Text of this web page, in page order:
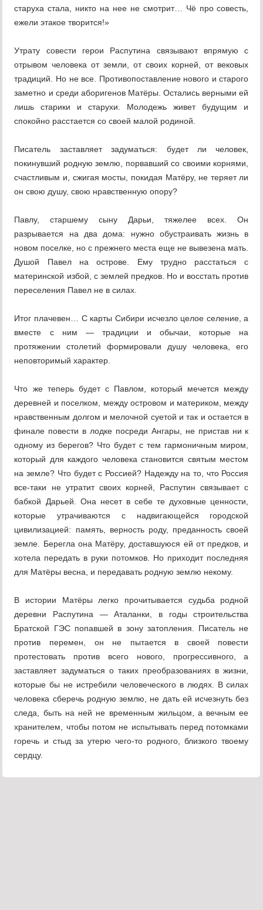
старуха стала, никто на нее не смотрит… Чё про совесть,
ежели этакое творится!»
Утрату совести герои Распутина связывают впрямую с
отрывом человека от земли, от своих корней, от вековых
традиций. Но не все. Противопоставление нового и старого
заметно и среди аборигенов Матёры. Остались верными ей
лишь старики и старухи. Молодежь живет будущим и
спокойно расстается со своей малой родиной.
Писатель заставляет задуматься: будет ли человек,
покинувший родную землю, порвавший со своими корнями,
счастливым и, сжигая мосты, покидая Матёру, не теряет ли
он свою душу, свою нравственную опору?
Павлу, старшему сыну Дарьи, тяжелее всех. Он
разрывается на два дома: нужно обустраивать жизнь в
новом поселке, но с прежнего места еще не вывезена мать.
Душой Павел на острове. Ему трудно расстаться с
материнской избой, с землей предков. Но и восстать против
переселения Павел не в силах.
Итог плачевен… С карты Сибири исчезло целое селение, а
вместе с ним — традиции и обычаи, которые на
протяжении столетий формировали душу человека, его
неповторимый характер.
Что же теперь будет с Павлом, который мечется между
деревней и поселком, между островом и материком, между
нравственным долгом и мелочной суетой и так и остается в
финале повести в лодке посреди Ангары, не пристав ни к
одному из берегов? Что будет с тем гармоничным миром,
который для каждого человека становится святым местом
на земле? Что будет с Россией? Надежду на то, что Россия
все-таки не утратит своих корней, Распутин связывает с
бабкой Дарьей. Она несет в себе те духовные ценности,
которые утрачиваются с надвигающейся городской
цивилизацией: память, верность роду, преданность своей
земле. Берегла она Матёру, доставшуюся ей от предков, и
хотела передать в руки потомков. Но приходит последняя
для Матёры весна, и передавать родную землю некому.
В истории Матёры легко прочитывается судьба родной
деревни Распутина — Аталанки, в годы строительства
Братской ГЭС попавшей в зону затопления. Писатель не
против перемен, он не пытается в своей повести
протестовать против всего нового, прогрессивного, а
заставляет задуматься о таких преобразованиях в жизни,
которые бы не истребили человеческого в людях. В силах
человека сберечь родную землю, не дать ей исчезнуть без
следа, быть на ней не временным жильцом, а вечным ее
хранителем, чтобы потом не испытывать перед потомками
горечь и стыд за утерю чего-то родного, близкого твоему
сердцу.